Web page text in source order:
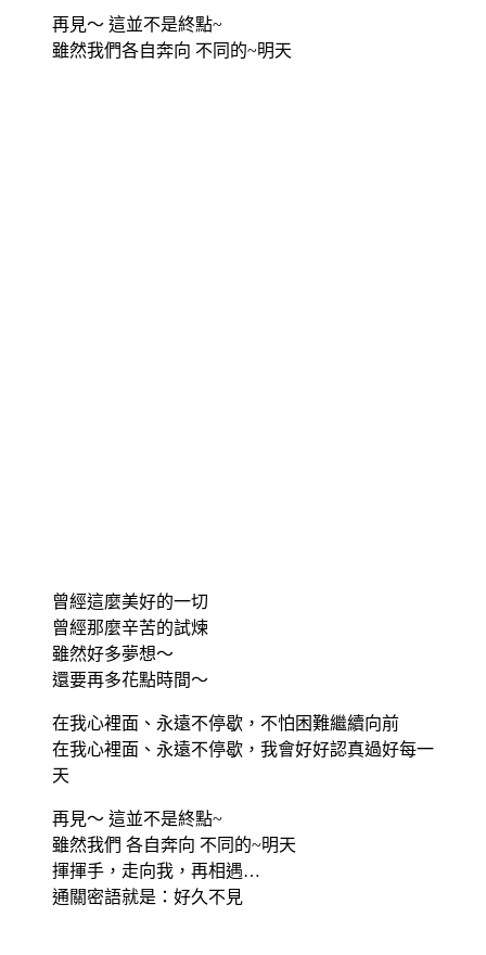
再見～ 這並不是終點~
雖然我們各自奔向 不同的~明天
曾經這麼美好的一切
曾經那麼辛苦的試煉
雖然好多夢想～
還要再多花點時間～
在我心裡面、永遠不停歇，不怕困難繼續向前
在我心裡面、永遠不停歇，我會好好認真過好每一
天
再見～ 這並不是終點~
雖然我們 各自奔向 不同的~明天
揮揮手，走向我，再相遇…
通關密語就是：好久不見